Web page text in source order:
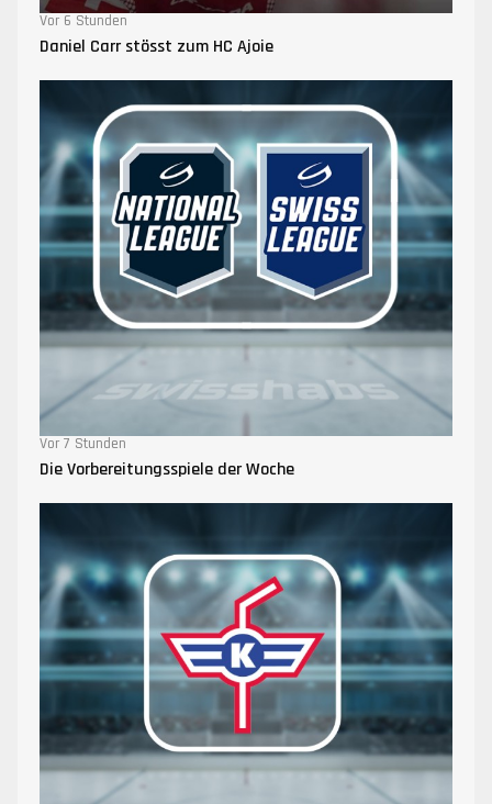
Vor 6 Stunden
Daniel Carr stösst zum HC Ajoie
Vor 7 Stunden
Die Vorbereitungsspiele der Woche